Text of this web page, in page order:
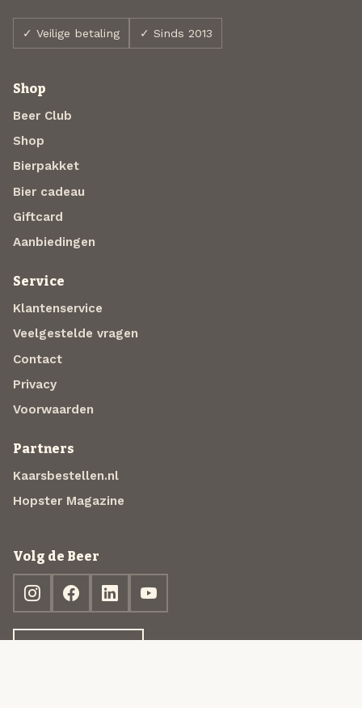
✓ Veilige betaling ✓ Sinds 2013
Shop
Beer Club
Shop
Bierpakket
Bier cadeau
Giftcard
Aanbiedingen
Service
Klantenservice
Veelgestelde vragen
Contact
Privacy
Voorwaarden
Partners
Kaarsbestellen.nl
Hopster Magazine
Volg de Beer